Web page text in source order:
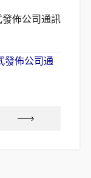
佈公司通訊
發佈公司通